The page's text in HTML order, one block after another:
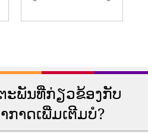
ພັນທີ່ກ່ຽວຂ້ອງກັບ
ກາດເພີ່ມເຕີມບໍ?